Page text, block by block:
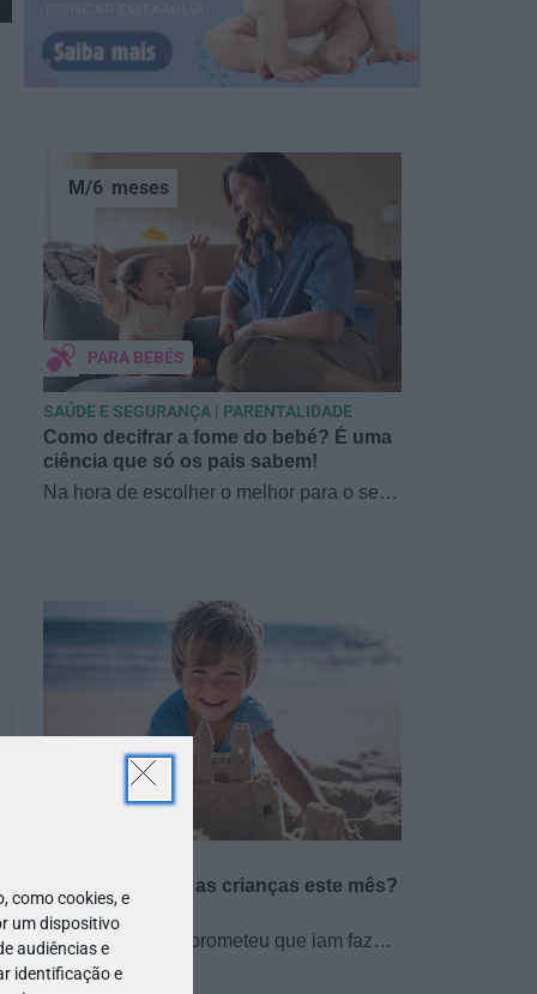
como cookies, e
um dispositivo
audiências e
identificação e
Como decifrar a fome do bebé? É uma
ciência que só os pais sabem!
Na hora de escolher o melhor para o seu
M/6 meses
PARA BEBÉS
SAÚDE E SEGURANÇA | PARENTALIDADE
O que fazer com as crianças este mês?
– Agosto 2026
🍨 Se este verão prometeu que iam fazer
mais do que praia e gelados... este artigo
é para si. Há um eclipse do…
TODO O PAÍS